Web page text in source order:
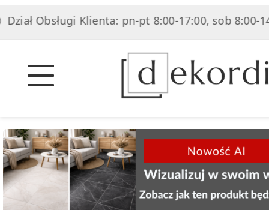
Klienta: pn-pt 8:00-17:00, sob 8:00-14:00